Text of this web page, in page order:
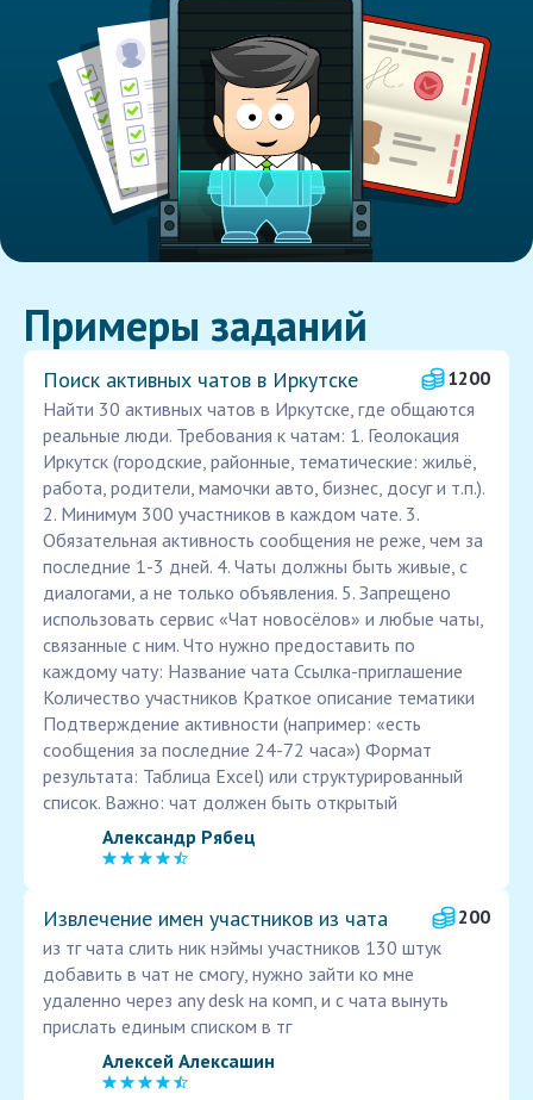
Примеры заданий
Поиск активных чатов в Иркутске
1200
Найти 30 активных чатов в Иркутске, где общаются
реальные люди. Требования к чатам: 1. Геолокация
Иркутск (городские, районные, тематические: жильё,
работа, родители, мамочки авто, бизнес, досуг и т.п.).
2. Минимум 300 участников в каждом чате. 3.
Обязательная активность сообщения не реже, чем за
последние 1-3 дней. 4. Чаты должны быть живые, с
диалогами, а не только объявления. 5. Запрещено
использовать сервис «Чат новосёлов» и любые чаты,
связанные с ним. Что нужно предоставить по
каждому чату: Название чата Ссылка-приглашение
Количество участников Краткое описание тематики
Подтверждение активности (например: «есть
сообщения за последние 24-72 часа») Формат
результата: Таблица Excel) или структурированный
список. Важно: чат должен быть открытый
Александр Рябец
Извлечение имен участников из чата
200
из тг чата слить ник нэймы участников 130 штук
добавить в чат не смогу, нужно зайти ко мне
удаленно через any desk на комп, и с чата вынуть
прислать единым списком в тг
Алексей Алексашин